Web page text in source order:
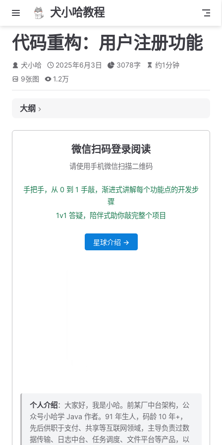
犬小哈教程
代码重构：用户注册功能
犬小哈 2025年6月3日 3078字 约1分钟
9张图 1.2万
大纲
复制 DO 类、Mapper 接口、XML 映射文件
添加配置
添加相关类
添加 xiaohashu-user-api 依赖
调用用户服务
本小节源码下载
微信扫码登录阅读
请使用手机微信扫描二维码
手把手，从 0 到 1 手敲，渐进式讲解每个功能点的开发步
骤
1v1 答疑，陪伴式助你敲完整个项目
星球介绍 →
个人介绍：大家好，我是小哈。前某厂中台架构，公
众号小哈学 Java 作者。91 年生人，码龄 10 年+，
先后供职于支付、共享等互联网领域，主导负责过数
据传输、日志中台、任务调度、文件平台等产品，以